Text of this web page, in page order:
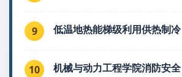
9 低温地热能梯级利用供热制冷
10 机械与动力工程学院消防安全